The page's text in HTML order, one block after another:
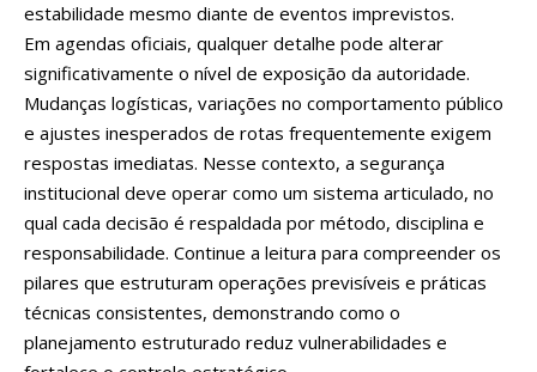
estabilidade mesmo diante de eventos imprevistos.
Em agendas oficiais, qualquer detalhe pode alterar
significativamente o nível de exposição da autoridade.
Mudanças logísticas, variações no comportamento público
e ajustes inesperados de rotas frequentemente exigem
respostas imediatas. Nesse contexto, a segurança
institucional deve operar como um sistema articulado, no
qual cada decisão é respaldada por método, disciplina e
responsabilidade. Continue a leitura para compreender os
pilares que estruturam operações previsíveis e práticas
técnicas consistentes, demonstrando como o
planejamento estruturado reduz vulnerabilidades e